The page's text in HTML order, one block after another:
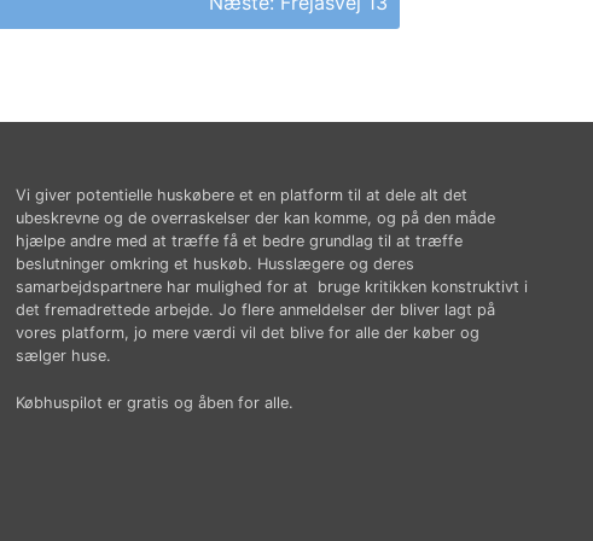
Vi giver potentielle huskøbere et en platform til at dele alt det
ubeskrevne og de overraskelser der kan komme, og på den måde
hjælpe andre med at træffe få et bedre grundlag til at træffe
beslutninger omkring et huskøb. Husslægere og deres
samarbejdspartnere har mulighed for at bruge kritikken konstruktivt i
det fremadrettede arbejde. Jo flere anmeldelser der bliver lagt på
vores platform, jo mere værdi vil det blive for alle der køber og
sælger huse.
Købhuspilot er gratis og åben for alle.